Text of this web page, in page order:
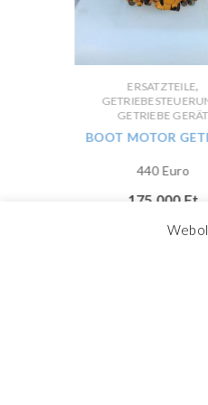
ERSATZTEILE,
GETRIEBE GERÄT
BOOT MOTOR
440 Euro
175 000 Ft